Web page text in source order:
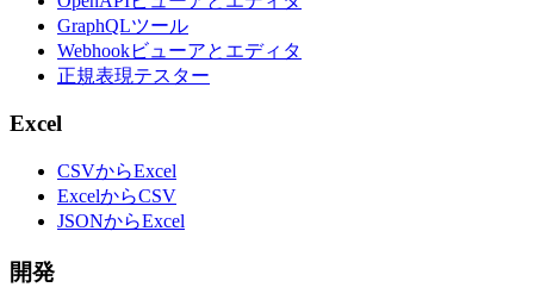
GraphQLツール
Webhookビューアとエディタ
正規表現テスター
Excel
CSVからExcel
ExcelからCSV
JSONからExcel
開発